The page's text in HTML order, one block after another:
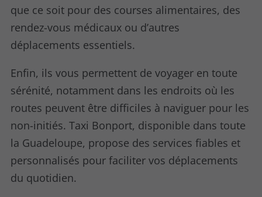
que ce soit pour des courses alimentaires, des
rendez-vous médicaux ou d’autres
déplacements essentiels.
Enfin, ils vous permettent de voyager en toute
sérénité, notamment dans les endroits où les
routes peuvent être difficiles à naviguer pour les
non-initiés. Taxi Bonport, disponible dans toute
la Guadeloupe, propose des services fiables et
personnalisés pour faciliter vos déplacements
du quotidien.